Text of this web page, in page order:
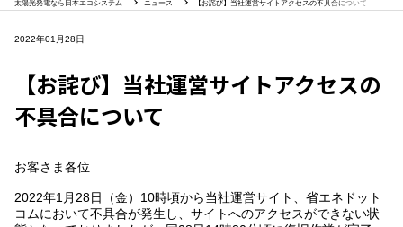
太陽光発電なら日本エコシステム ニュース 【お詫び】当社運営サイトアクセスの不具合について
2022年01月28日
【お詫び】当社運営サイトアクセスの
不具合について
お客さま各位
2022年1月28日（金）10時頃から当社運営サイト、省エネドット
コムにおいて不具合が発生し、サイトへのアクセスができない状